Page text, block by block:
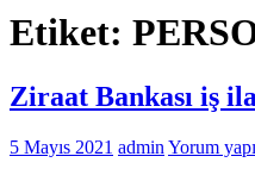
Etiket:
Ziraat Bankası iş
5 Mayıs 2021 admin Yorum